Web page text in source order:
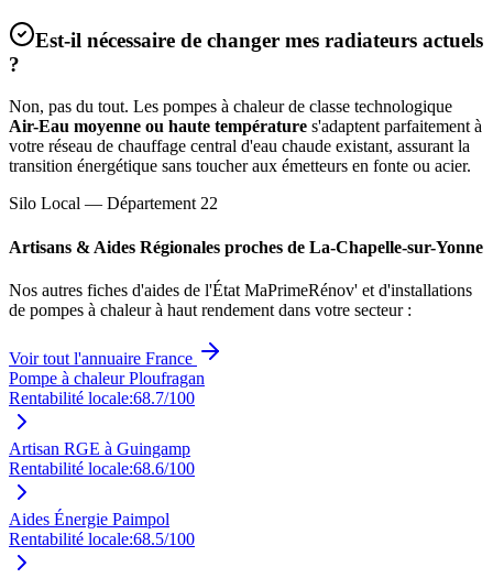
Est-il nécessaire de changer mes radiateurs actuels
?
Non, pas du tout. Les pompes à chaleur de classe technologique
Air-Eau moyenne ou haute température s'adaptent parfaitement à
votre réseau de chauffage central d'eau chaude existant, assurant la
transition énergétique sans toucher aux émetteurs en fonte ou acier.
Silo Local — Département 22
Artisans & Aides Régionales proches de La-Chapelle-sur-Yonne
Nos autres fiches d'aides de l'État MaPrimeRénov' et d'installations
de pompes à chaleur à haut rendement dans votre secteur :
Voir tout l'annuaire France
Pompe à chaleur Ploufragan
Rentabilité locale:68.7/100
Artisan RGE à Guingamp
Rentabilité locale:68.6/100
Aides Énergie Paimpol
Rentabilité locale:68.5/100